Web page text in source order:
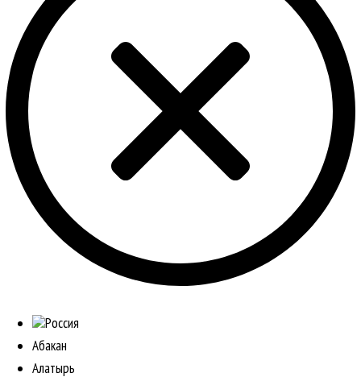
Россия
Абакан
Алатырь